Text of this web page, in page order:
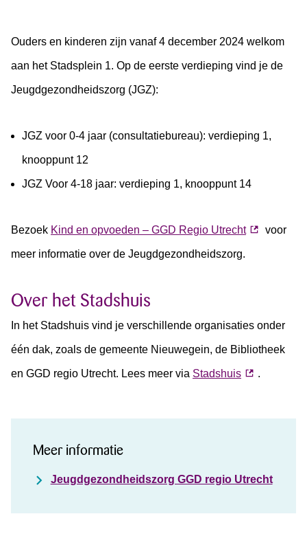
Ouders en kinderen zijn vanaf 4 december 2024 welkom
aan het Stadsplein 1. Op de eerste verdieping vind je de
Jeugdgezondheidszorg (JGZ):
JGZ voor 0-4 jaar (consultatiebureau): verdieping 1,
knooppunt 12
JGZ Voor 4-18 jaar: verdieping 1, knooppunt 14
Bezoek Kind en opvoeden – GGD Regio Utrecht voor
meer informatie over de Jeugdgezondheidszorg.
Over het Stadshuis
In het Stadshuis vind je verschillende organisaties onder
één dak, zoals de gemeente Nieuwegein, de Bibliotheek
en GGD regio Utrecht. Lees meer via Stadshuis .
Meer informatie
Jeugdgezondheidszorg GGD regio Utrecht